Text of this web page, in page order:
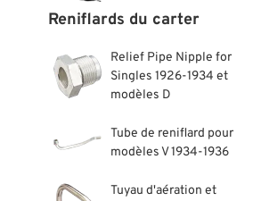
Reniflards du carter
Relief Pipe Nipple for
Singles 1926-1934 et
modèles D
Tube de reniflard pour
modèles V 1934-1936
Tuyau d'aération et